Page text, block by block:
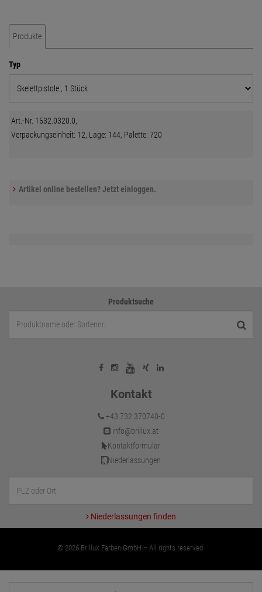
Produkte
Typ
Art.-Nr. 1532.0320.0,
Verpackungseinheit: 12, Lage: 144, Palette: 720
Artikel online bestellen? Jetzt einloggen.
Produktsuche
Kontakt
+43 732 370740-0
info@brillux.at
Kontaktformular
Niederlassungen
Niederlassungen finden
© 2026 Brillux Farben GmbH – All rights reserved.